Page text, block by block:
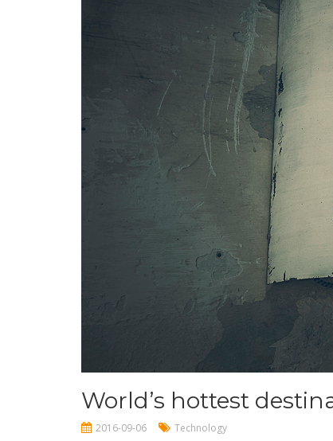
World’s hottest
2016-09-06 Technology